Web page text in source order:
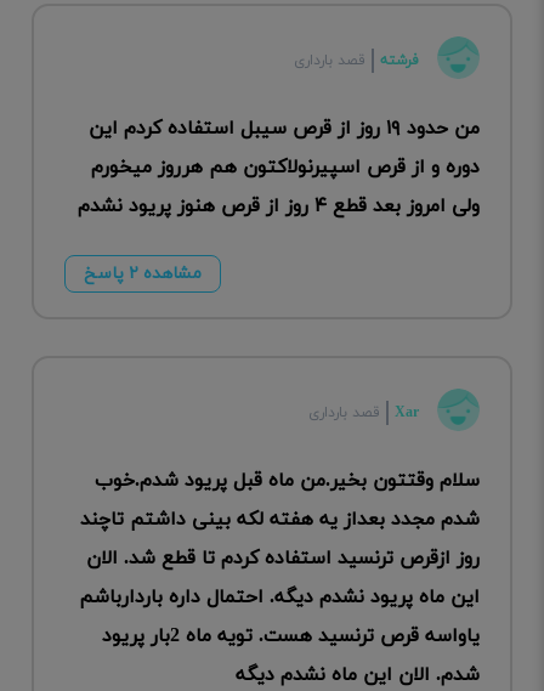
فرشته قصد بارداری
من حدود ۱۹ روز از قرص سیبل استفاده کردم این
دوره و از قرص اسپیرنولاکتون هم هرروز میخورم
ولی امروز بعد قطع ۴ روز از قرص هنوز پریود نشدم
مشاهده ۲ پاسخ
Xar قصد بارداری
سلام وقتتون بخیر.من ماه قبل پریود شدم.خوب
شدم مجدد بعداز یه هفته لکه بینی داشتم تاچند
روز ازقرص ترنسید استفاده کردم تا قطع شد. الان
این ماه پریود نشدم دیگه. احتمال داره باردارباشم
یاواسه قرص ترنسید هست. تویه ماه 2بار پریود
شدم. الان این ماه نشدم دیگه